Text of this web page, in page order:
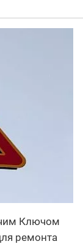
Ключом
ремонта